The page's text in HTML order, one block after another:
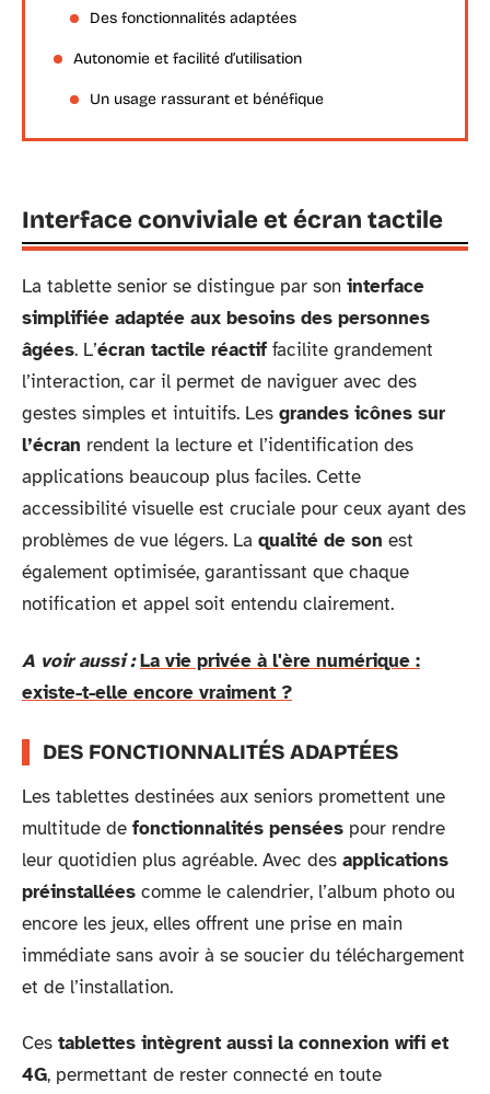
Des fonctionnalités adaptées
Autonomie et facilité d’utilisation
Un usage rassurant et bénéfique
Interface conviviale et écran tactile
La tablette senior se distingue par son interface
simplifiée adaptée aux besoins des personnes
âgées. L’écran tactile réactif facilite grandement
l’interaction, car il permet de naviguer avec des
gestes simples et intuitifs. Les grandes icônes sur
l’écran rendent la lecture et l’identification des
applications beaucoup plus faciles. Cette
accessibilité visuelle est cruciale pour ceux ayant des
problèmes de vue légers. La qualité de son est
également optimisée, garantissant que chaque
notification et appel soit entendu clairement.
A voir aussi : La vie privée à l'ère numérique :
existe-t-elle encore vraiment ?
DES FONCTIONNALITÉS ADAPTÉES
Les tablettes destinées aux seniors promettent une
multitude de fonctionnalités pensées pour rendre
leur quotidien plus agréable. Avec des applications
préinstallées comme le calendrier, l’album photo ou
encore les jeux, elles offrent une prise en main
immédiate sans avoir à se soucier du téléchargement
et de l’installation.
Ces tablettes intègrent aussi la connexion wifi et
4G, permettant de rester connecté en toute